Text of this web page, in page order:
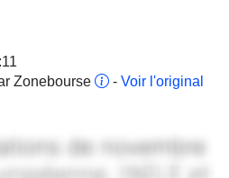
Zonebourse
- Voir l'original